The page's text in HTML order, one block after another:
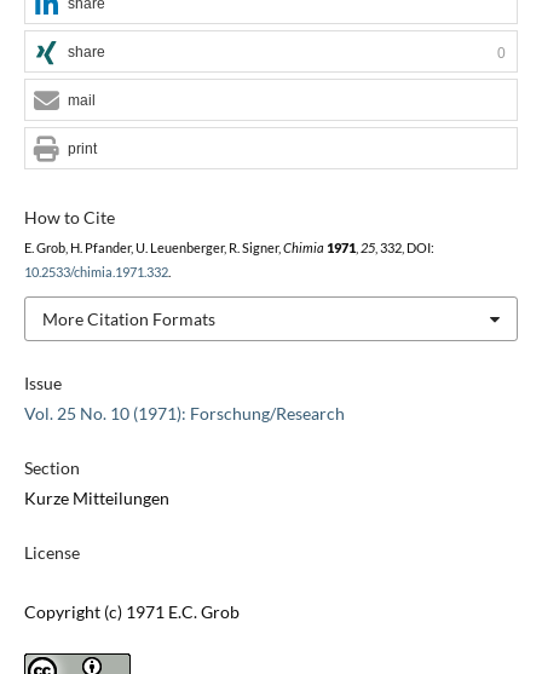
Issue
Vol. 25 No. 10 (1971): Forschung/Research
Section
Kurze Mitteilungen
License
Copyright (c) 1971 E.C. Grob
How to Cite
E. Grob, H. Pfander, U. Leuenberger, R. Signer, Chimia 1971, 25, 332, DOI:
10.2533/chimia.1971.332.
More Citation Formats
share 0
mail
print